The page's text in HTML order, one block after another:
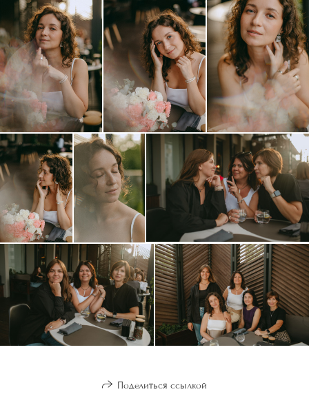
Поделиться ссылкой